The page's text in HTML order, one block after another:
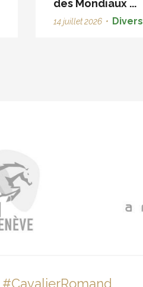
des Mondiaux ...
14 juillet 2026 • Divers
#CavalierRomand